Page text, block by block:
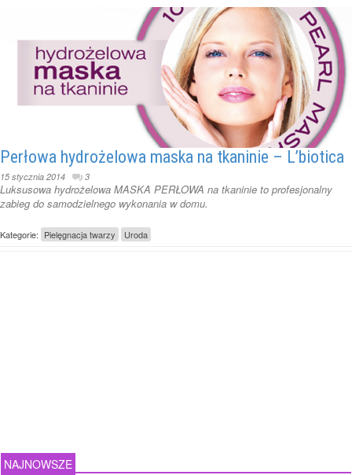
Perłowa hydrożelowa maska na tkaninie – L’biotica
15 stycznia 2014 3
Luksusowa hydrożelowa MASKA PERŁOWA na tkaninie to profesjonalny
zabieg do samodzielnego wykonania w domu.
Kategorie: Pielęgnacja twarzy Uroda
NAJNOWSZE